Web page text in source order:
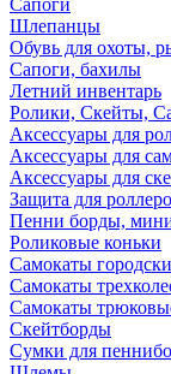
Сапоги
Шлепанцы
Обувь для охоты,
Сапоги, бахилы
Летний инвентарь
Ролики, Скейты,
Аксессуары для
Аксессуары для
Аксессуары для
Защита для
Пенни борды,
Роликовые коньки
Самокаты
Самокаты
Самокаты
Скейтборды
Сумки для